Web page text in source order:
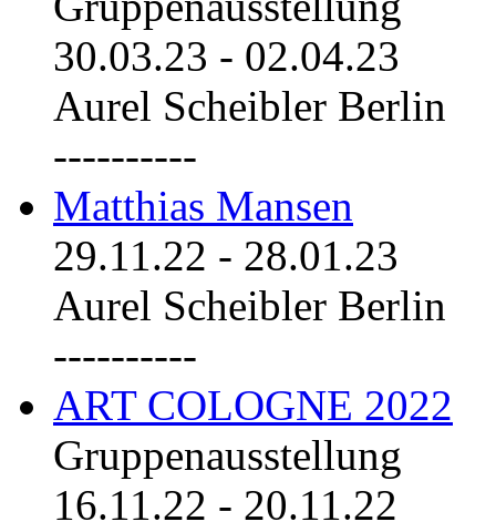
30.03.23 - 02.04.23
Aurel Scheibler Berlin
----------
Matthias Mansen
29.11.22 - 28.01.23
Aurel Scheibler Berlin
----------
ART COLOGNE 2022
Gruppenausstellung
16.11.22 - 20.11.22